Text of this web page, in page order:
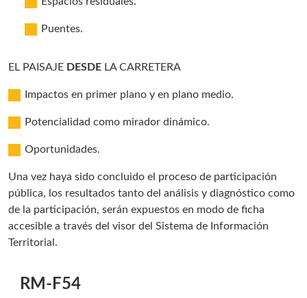
Puentes.
EL PAISAJE DESDE LA CARRETERA
Impactos en primer plano y en plano medio.
Potencialidad como mirador dinámico.
Oportunidades.
Una vez haya sido concluido el proceso de participación
pública, los resultados tanto del análisis y diagnóstico como
de la participación, serán expuestos en modo de ficha
accesible a través del visor del Sistema de Información
Territorial.
RM-F54